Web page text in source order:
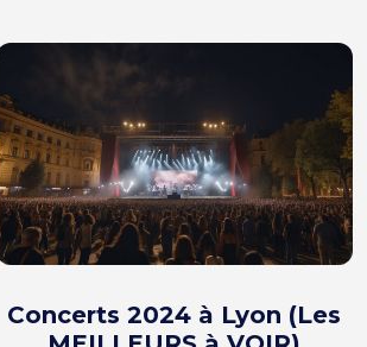
Concerts 2024 à Lyon (Les